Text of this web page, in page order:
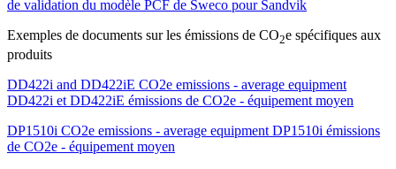
de validation du modèle PCF de Sweco pour Sandvik
Exemples de documents sur les émissions de CO2e spécifiques aux
produits
DD422i and DD422iE CO2e emissions - average equipment
DD422i et DD422iE émissions de CO2e - équipement moyen
DP1510i CO2e emissions - average equipment DP1510i émissions
de CO2e - équipement moyen